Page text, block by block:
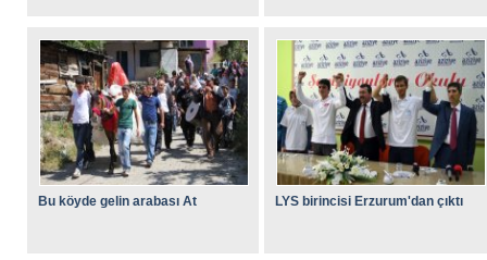
Bu köyde gelin arabası At LYS birincisi Erzurum'dan çıktı